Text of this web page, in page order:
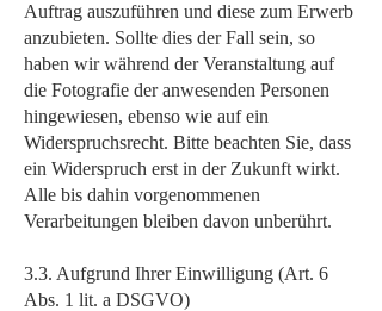
Auftrag auszuführen und diese zum Erwerb
anzubieten. Sollte dies der Fall sein, so
haben wir während der Veranstaltung auf
die Fotografie der anwesenden Personen
hingewiesen, ebenso wie auf ein
Widerspruchsrecht. Bitte beachten Sie, dass
ein Widerspruch erst in der Zukunft wirkt.
Alle bis dahin vorgenommenen
Verarbeitungen bleiben davon unberührt.
3.3. Aufgrund Ihrer Einwilligung (Art. 6
Abs. 1 lit. a DSGVO)